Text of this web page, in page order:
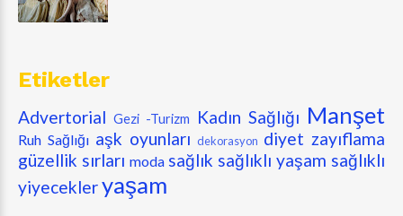
Etiketler
Advertorial Gezi -Turizm Kadın Sağlığı Manşet
Ruh Sağlığı aşk oyunları dekorasyon diyet zayıflama
güzellik sırları moda sağlık sağlıklı yaşam sağlıklı
yiyecekleryaşam